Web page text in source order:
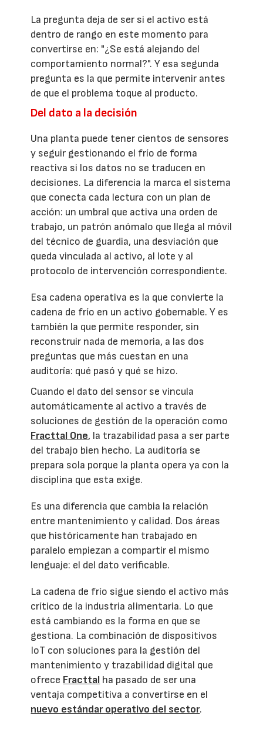
La pregunta deja de ser si el activo está
dentro de rango en este momento para
convertirse en: "¿Se está alejando del
comportamiento normal?". Y esa segunda
pregunta es la que permite intervenir antes
de que el problema toque al producto.
Del dato a la decisión
Una planta puede tener cientos de sensores
y seguir gestionando el frío de forma
reactiva si los datos no se traducen en
decisiones. La diferencia la marca el sistema
que conecta cada lectura con un plan de
acción: un umbral que activa una orden de
trabajo, un patrón anómalo que llega al móvil
del técnico de guardia, una desviación que
queda vinculada al activo, al lote y al
protocolo de intervención correspondiente.
Esa cadena operativa es la que convierte la
cadena de frío en un activo gobernable. Y es
también la que permite responder, sin
reconstruir nada de memoria, a las dos
preguntas que más cuestan en una
auditoría: qué pasó y qué se hizo.
Cuando el dato del sensor se vincula
automáticamente al activo a través de
soluciones de gestión de la operación como
Fracttal One, la trazabilidad pasa a ser parte
del trabajo bien hecho. La auditoría se
prepara sola porque la planta opera ya con la
disciplina que esta exige.
Es una diferencia que cambia la relación
entre mantenimiento y calidad. Dos áreas
que históricamente han trabajado en
paralelo empiezan a compartir el mismo
lenguaje: el del dato verificable.
La cadena de frío sigue siendo el activo más
crítico de la industria alimentaria. Lo que
está cambiando es la forma en que se
gestiona. La combinación de dispositivos
IoT con soluciones para la gestión del
mantenimiento y trazabilidad digital que
ofrece Fracttal ha pasado de ser una
ventaja competitiva a convertirse en el
nuevo estándar operativo del sector.